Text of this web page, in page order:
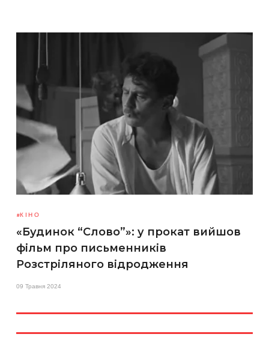
КІНО
«Будинок “Слово”»: у прокат вийшов
фільм про письменників
Розстріляного відродження
09 Травня 2024